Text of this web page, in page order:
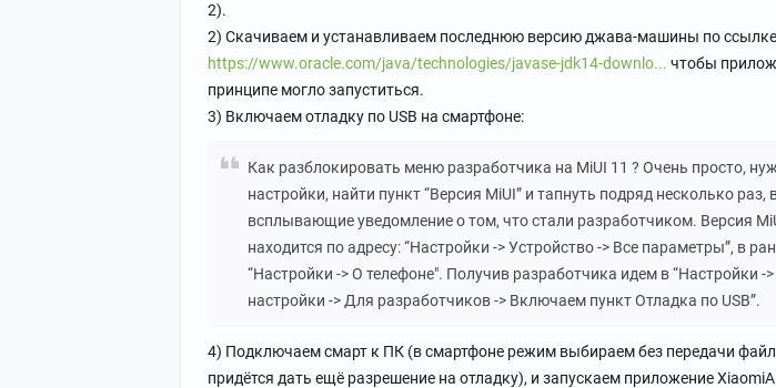
2).
2) Скачиваем и устанавливаем последнюю версию джава-машины по ссылке
https://www.oracle.com/java/technologies/javase-jdk14-downlo... чтобы
принципе могло запуститься.
3) Включаем отладку по USB на смартфоне:
Как разблокировать меню разработчика на MiUI 11 ? Очень просто,
настройки, найти пункт “Версия MiUI” и тапнуть подряд несколько раз,
всплывающие уведомление о том, что стали разработчиком. Версия
находится по адресу: “Настройки -> Устройство -> Все параметры”, в
“Настройки -> О телефоне". Получив разработчика идем в “Настройки
настройки -> Для разработчиков -> Включаем пункт Отладка по USB”.
4) Подключаем смарт к ПК (в смартфоне режим выбираем без передачи
придётся дать ещё разрешение на отладку), и запускаем приложение